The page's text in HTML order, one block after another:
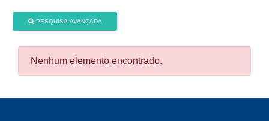
PESQUISA AVANÇADA
Nenhum elemento encontrado.